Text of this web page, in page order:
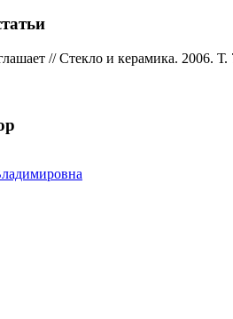
// Стекло и керамика. 2006.